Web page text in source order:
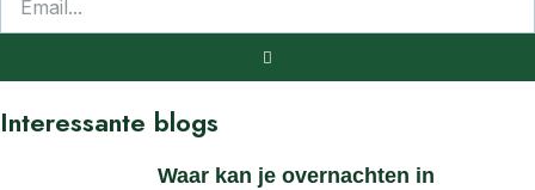
Interessante blogs
Waar kan je overnachten in